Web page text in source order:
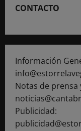
CONTACTO
Información
Notas de
Publicidad: